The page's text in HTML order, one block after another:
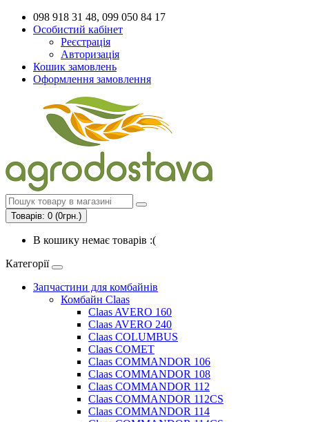
098 918 31 48, 099 050 84 17
Особистий кабінет
Реєстрація
Авторизація
Кошик замовлень
Оформлення замовлення
Товарів: 0 (0грн.)
В кошику немає товарів :(
Категорії
Запчастини для комбайнів
Комбайн Claas
Claas AVERO 160
Claas AVERO 240
Claas COLUMBUS
Claas COMET
Claas COMMANDOR 106
Claas COMMANDOR 108
Claas COMMANDOR 112
Claas COMMANDOR 112CS
Claas COMMANDOR 114